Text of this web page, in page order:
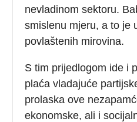
nevladinom sektoru.
smislenu mjeru, a to je
povlaštenih mirovina.
S tim prijedlogom ide i
plaća vladajuće
prolaska ove
ekonomske, ali i